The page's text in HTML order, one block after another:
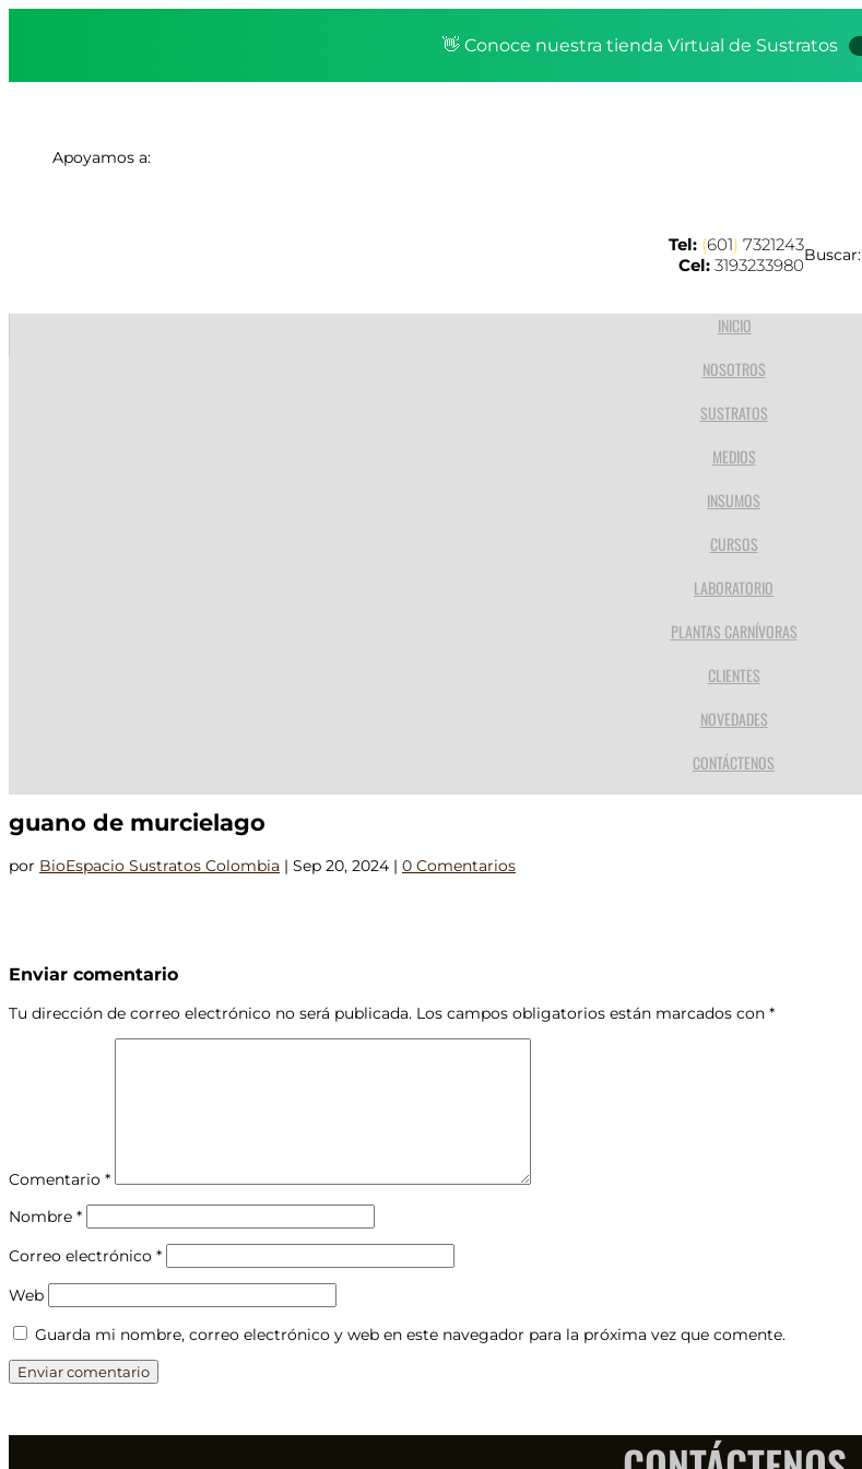
👋 Conoce nuestra tienda Virtual de Sustratos
Apoyamos a:
Tel: (601) 7321243
Cel:3193233980Buscar:
INICIO
NOSOTROS
SUSTRATOS
MEDIOS
INSUMOS
CURSOS
LABORATORIO
PLANTAS CARNÍVORAS
CLIENTES
NOVEDADES
CONTÁCTENOS
guano de murcielago
por BioEspacio Sustratos Colombia | Sep 20, 2024 | 0 Comentarios
Enviar comentario
Tu dirección de correo electrónico no será publicada. Los campos obligatorios están marcados con *
Comentario *
Nombre *
Correo electrónico *
Web
Guarda mi nombre, correo electrónico y web en este navegador para la próxima vez que comente.